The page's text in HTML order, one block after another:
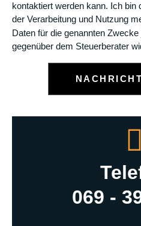
kontaktiert werden kann. Ich bin
der Verarbeitung und Nutzung
Daten für die genannten
gegenüber dem Steuerberater
069 -